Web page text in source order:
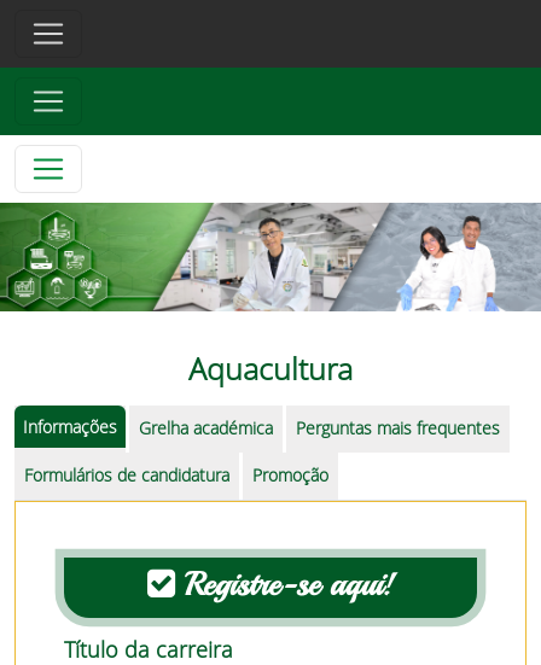
Aquacultura
Informações Grelha académica Perguntas mais frequentes
Formulários de candidatura Promoção
Registre-se aqui!
Título da carreira